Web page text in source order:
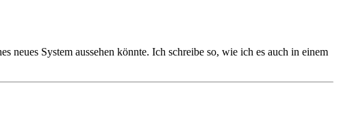
System aussehen könnte. Ich schreibe so, wie ich es auch in einem